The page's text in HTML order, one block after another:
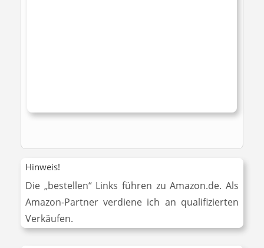
Hinweis!
Die „bestellen“ Links führen zu Amazon.de. Als
Amazon-Partner verdiene ich an qualifizierten
Verkäufen.